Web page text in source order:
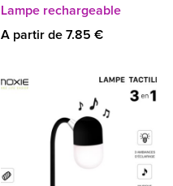
Lampe rechargeable
A partir de 7.85 €